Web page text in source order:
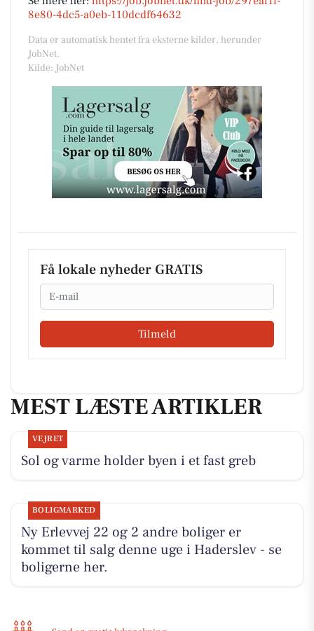
8e80-4dc5-a0eb-110dcdf64632
Data er automatisk hentet fra eksterne kilder, herunder
JobNet.
Kilde: JobNet
Få lokale nyheder GRATIS
Email
Tilmeld
MEST LÆSTE ARTIKLER
VEJRET
Sol og varme holder byen i et fast greb
BOLIGMARKED
Ny Erlevvej 22 og 2 andre boliger er
kommet til salg denne uge i Haderslev - se
boligerne her.